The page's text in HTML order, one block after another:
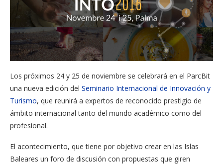
Los próximos 24 y 25 de noviembre se celebrará en el ParcBit
una nueva edición del Seminario Internacional de Innovación y
Turismo, que reunirá a expertos de reconocido prestigio de
ámbito internacional tanto del mundo académico como del
profesional.
El acontecimiento, que tiene por objetivo crear en las Islas
Baleares un foro de discusión con propuestas que giren